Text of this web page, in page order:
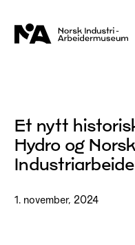
innhold
Et nytt
Hydro og Norsk
1. november, 2024